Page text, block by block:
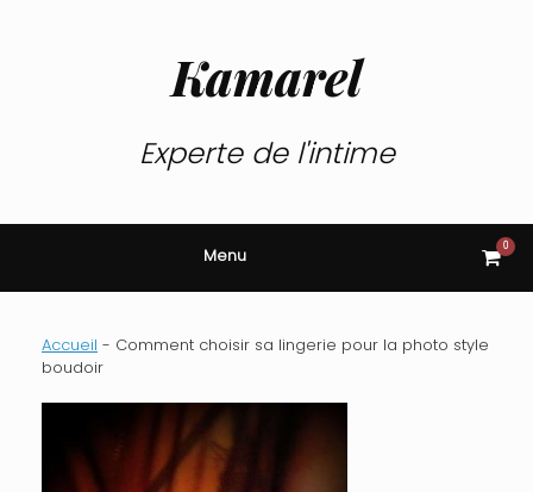
Kamarel
Experte de l'intime
Menu View
cart
0
Accueil - Comment choisir sa lingerie pour la photo style
boudoir